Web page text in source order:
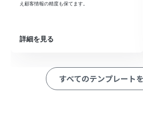
※「トリガー」：フロー起動のきっかけ
先のオーディエンスを任意で指定し
Tallyのフォームで取得した氏名やメ
情報を、Mailchimpの各項目に変数
え顧客情報の精度も保てます。
詳細を見る
すべてのテンプレート